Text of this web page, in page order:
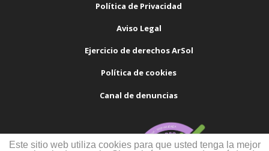
Política de Privacidad
Aviso Legal
Ejercicio de derechos ArSol
Política de cookies
Canal de denuncias
Este sitio web utiliza cookies para que usted tenga la mejor